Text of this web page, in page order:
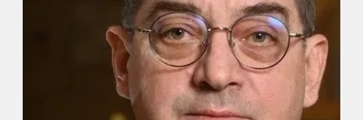
Сергей Казаков
Народный артист России